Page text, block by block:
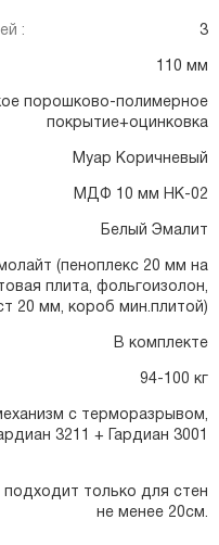
: 3
110 мм
порошково-полимерное
покрытие+оцинковка
Муар Коричневый
МДФ 10 мм НК-02
Белый Эмалит
(пеноплекс 20 мм на
плита, фольгоизолон,
20 мм, короб мин.плитой)
В комплекте
94-100 кг
с терморазрывом,
3211 + Гардиан 3001
только для стен
не менее 20см.